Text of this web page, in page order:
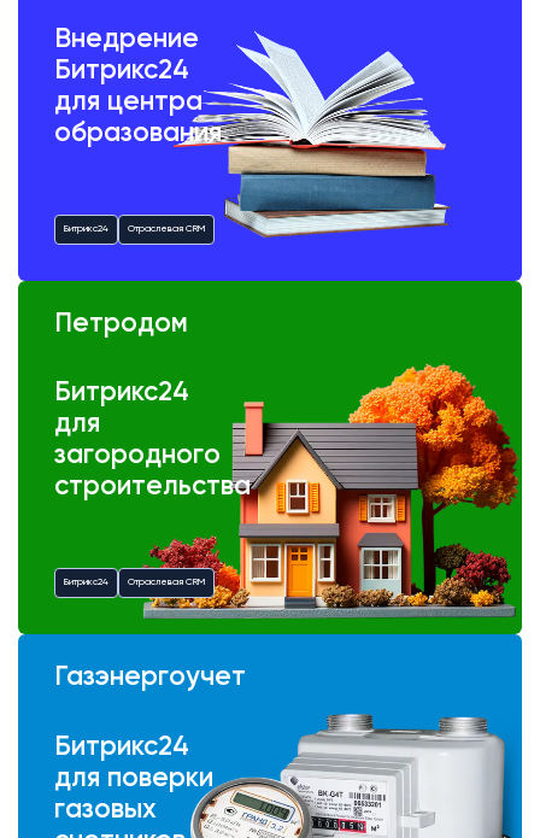
Внедрение
Битрикс24
для центра
образования
Битрикс24 Отраслевая CRM
Петродом
Битрикс24
для
загородного
строительства
Битрикс24 Отраслевая CRM
Газэнергоучет
Битрикс24
для поверки
газовых